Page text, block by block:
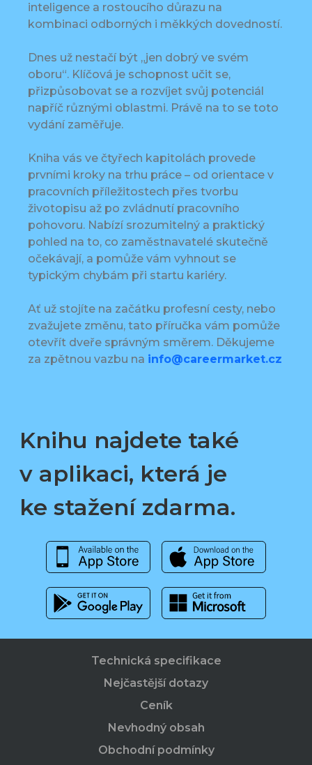
inteligence a rostoucího důrazu na
kombinaci odborných i měkkých dovedností.
Dnes už nestačí být „jen dobrý ve svém
oboru“. Klíčová je schopnost učit se,
přizpůsobovat se a rozvíjet svůj potenciál
napříč různými oblastmi. Právě na to se toto
vydání zaměřuje.
Kniha vás ve čtyřech kapitolách provede
prvními kroky na trhu práce – od orientace v
pracovních příležitostech přes tvorbu
životopisu až po zvládnutí pracovního
pohovoru. Nabízí srozumitelný a praktický
pohled na to, co zaměstnavatelé skutečně
očekávají, a pomůže vám vyhnout se
typickým chybám při startu kariéry.
Ať už stojíte na začátku profesní cesty, nebo
zvažujete změnu, tato příručka vám pomůže
otevřít dveře správným směrem. Děkujeme
za zpětnou vazbu na info@careermarket.cz
Knihu najdete také
v aplikaci, která je
ke stažení zdarma.
Technická specifikace
Nejčastější dotazy
Ceník
Nevhodný obsah
Obchodní podmínky